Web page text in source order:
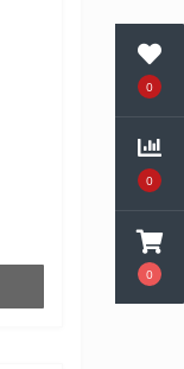
0
0
0